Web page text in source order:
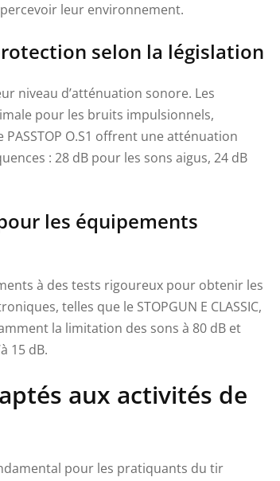
leur environnement.
selon la législation
niveau d’atténuation sonore. Les
pour les bruits impulsionnels,
O.S1 offrent une atténuation
: 28 dB pour les sons aigus, 24 dB
les équipements
à des tests rigoureux pour obtenir les
telles que le STOPGUN E CLASSIC,
la limitation des sons à 80 dB et
15 dB.
aux activités de
pour les pratiquants du tir